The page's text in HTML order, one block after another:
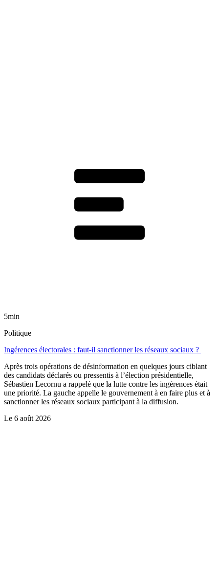
5min
Politique
Ingérences électorales : faut-il sanctionner les réseaux sociaux ?
Après trois opérations de désinformation en quelques jours ciblant
des candidats déclarés ou pressentis à l’élection présidentielle,
Sébastien Lecornu a rappelé que la lutte contre les ingérences était
une priorité. La gauche appelle le gouvernement à en faire plus et à
sanctionner les réseaux sociaux participant à la diffusion.
Le 6 août 2026